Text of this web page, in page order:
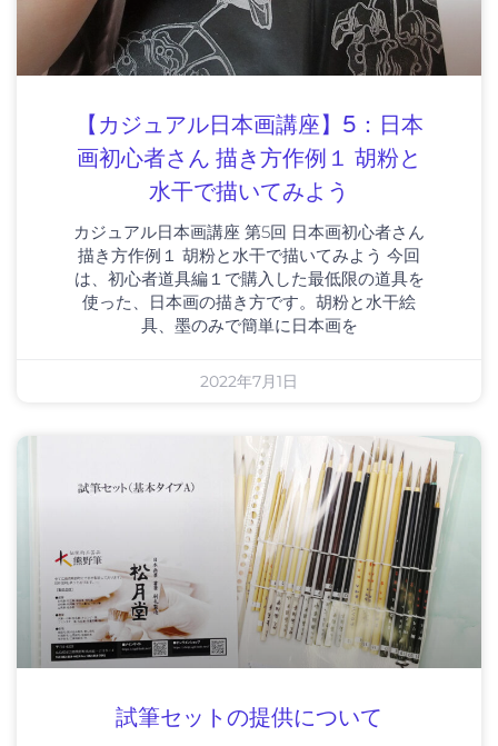
【カジュアル日本画講座】5：日本
画初心者さん 描き方作例１ 胡粉と
水干で描いてみよう
カジュアル日本画講座 第5回 日本画初心者さん
描き方作例１ 胡粉と水干で描いてみよう 今回
は、初心者道具編１で購入した最低限の道具を
使った、日本画の描き方です。胡粉と水干絵
具、墨のみで簡単に日本画を
2022年7月1日
試筆セットの提供について